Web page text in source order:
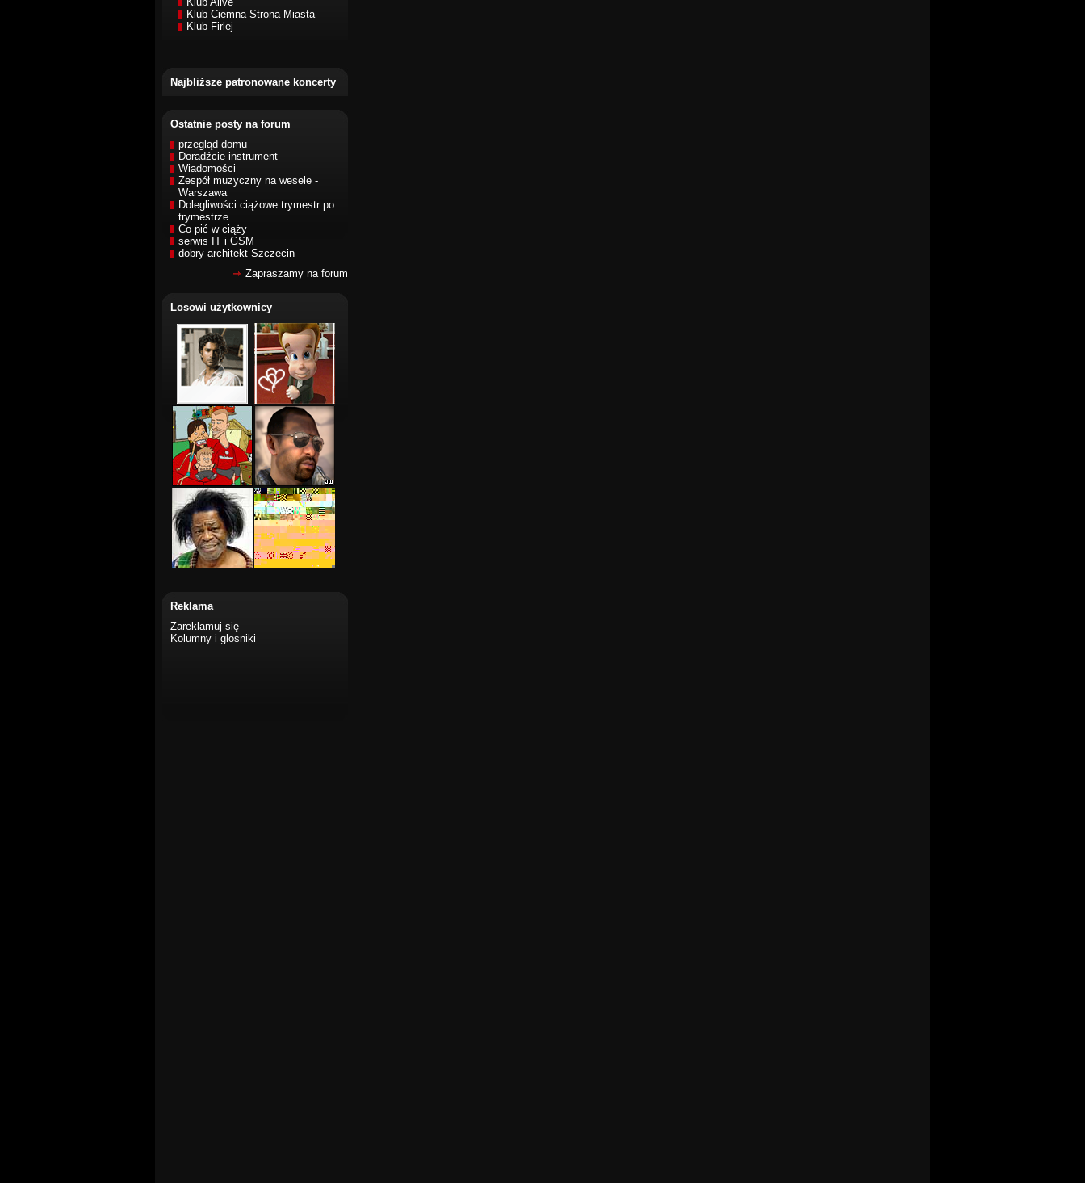
Klub Ciemna Strona Miasta
Klub Firlej
Najbliższe patronowane koncerty
Ostatnie posty na forum
przegląd domu
Doradźcie instrument
Wiadomości
Zespół muzyczny na wesele -
Warszawa
Dolegliwości ciążowe trymestr po
trymestrze
Co pić w ciąży
serwis IT i GSM
dobry architekt Szczecin
Zapraszamy na forum
Losowi użytkownicy
Reklama
Zareklamuj się
Kolumny i glosniki